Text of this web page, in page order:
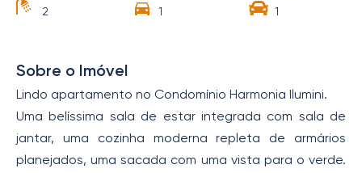
2 1 1
Sobre o Imóvel
Lindo apartamento no Condomínio Harmonia Ilumini.
Uma belíssima sala de estar integrada com sala de
jantar, uma cozinha moderna repleta de armários
planejados, uma sacada com uma vista para o verde.